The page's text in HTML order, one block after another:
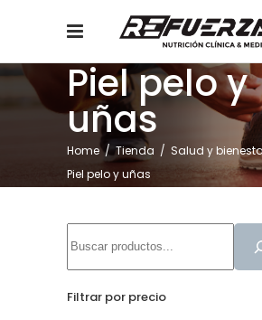
Piel pelo y
uñas
Home/Tienda / Salud y
Piel pelo y uñas
Filtrar por precio